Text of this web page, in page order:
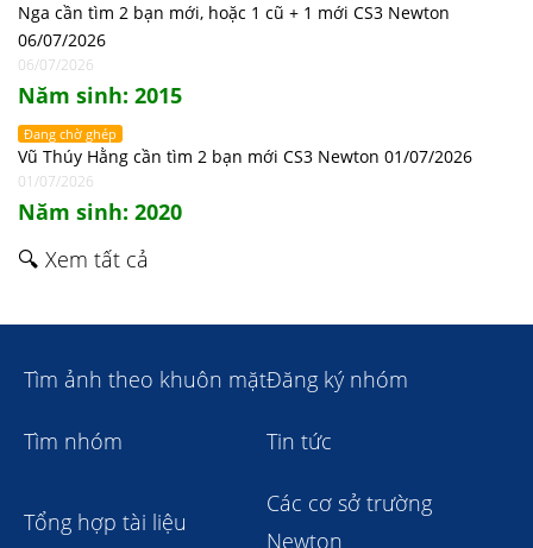
Nga cần tìm 2 bạn mới, hoặc 1 cũ + 1 mới CS3 Newton
06/07/2026
06/07/2026
Năm sinh: 2015
Đang chờ ghép
Vũ Thúy Hằng cần tìm 2 bạn mới CS3 Newton 01/07/2026
01/07/2026
Năm sinh: 2020
🔍 Xem tất cả
Tìm ảnh theo khuôn mặtĐăng ký nhóm
Tìm nhóm Tin tức
Tổng hợp tài liệu
Các cơ sở trường
Newton